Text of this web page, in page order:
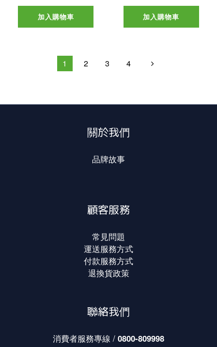
加入購物車 加入購物車
1 2 3 4
關於我們
品牌故事
顧客服務
常見問題
運送服務方式
付款服務方式
退換貨政策
聯絡我們
消費者服務專線 / 0800-809998